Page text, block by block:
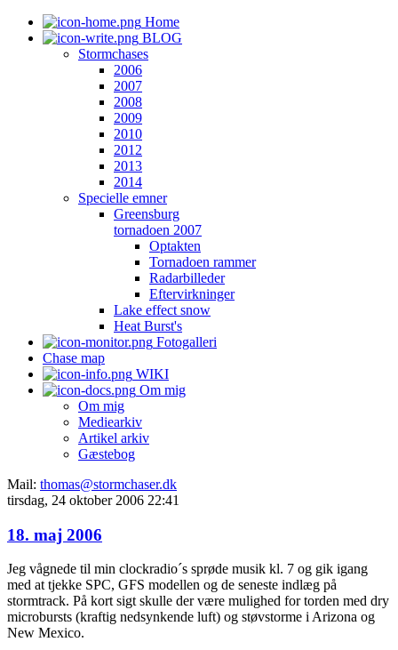
Home
BLOG
Stormchases
2006
2007
2008
2009
2010
2012
2013
2014
Specielle emner
Greensburg
tornadoen 2007
Optakten
Tornadoen rammer
Radarbilleder
Eftervirkninger
Lake effect snow
Heat Burst's
Fotogalleri
Chase map
WIKI
Om mig
Om mig
Mediearkiv
Artikel arkiv
Gæstebog
Mail: thomas@stormchaser.dk
tirsdag, 24 oktober 2006 22:41
18. maj 2006
Jeg vågnede til min clockradio´s sprøde musik kl. 7 og gik igang
med at tjekke SPC, GFS modellen og de seneste indlæg på
stormtrack. På kort sigt skulle der være mulighed for torden med dry
microbursts (kraftig nedsynkende luft) og støvstorme i Arizona og
New Mexico.